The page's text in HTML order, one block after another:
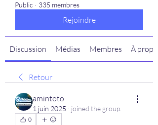
Public · 335 membres
Rejoindre
Discussion Médias Membres À propos
Retour
amintoto
1 juin 2025 · joined the group.
0